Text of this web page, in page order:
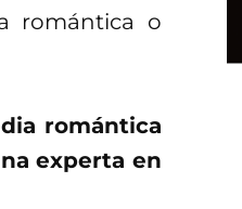
romántica o
romántica
experta en